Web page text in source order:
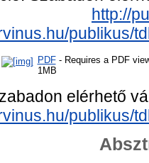
http://
publikus/
PDF- Requires a PDF
1MB
elérhető
publikus/